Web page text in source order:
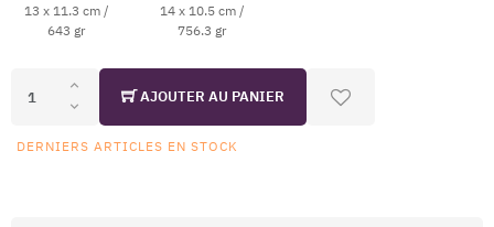
13 x 11.3 cm /
643 gr
14 x 10.5 cm /
756.3 gr
AJOUTER AU PANIER
DERNIERS ARTICLES EN STOCK